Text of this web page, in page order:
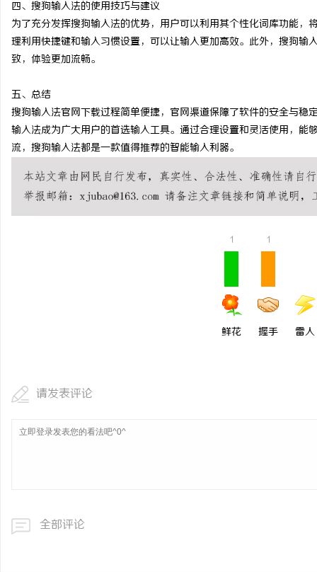
四、搜狗输入法的使用技巧与建议
为了充分发挥搜狗输入法的优势，用户可以利用其个性化词库功能
理利用快捷键和输入习惯设置，可以让输入更加高效。此外，搜狗
致，体验更加流畅。
五、总结
搜狗输入法官网下载过程简单便捷，官网渠道保障了软件的安全与
输入法成为广大用户的首选输入工具。通过合理设置和灵活使用，
流，搜狗输入法都是一款值得推荐的智能输入利器。
1
鲜花
1
握手 雷人
请发表评论
全部评论